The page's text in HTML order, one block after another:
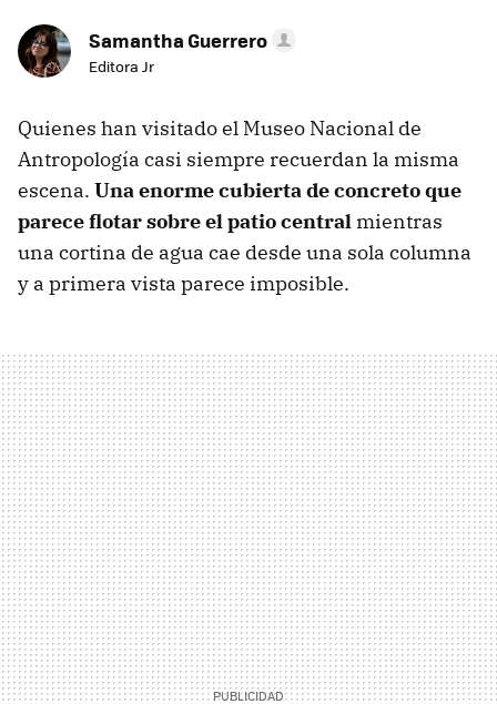
Samantha Guerrero
Editora Jr
Quienes han visitado el Museo Nacional de
Antropología casi siempre recuerdan la misma
escena. Una enorme cubierta de concreto que
parece flotar sobre el patio central mientras
una cortina de agua cae desde una sola columna
y a primera vista parece imposible.